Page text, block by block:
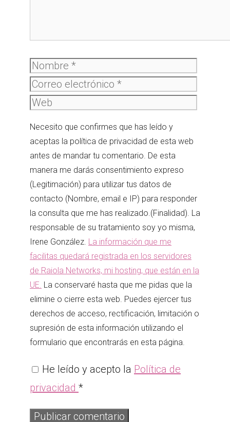
Nombre
Necesito que confirmes que has leído y
aceptas la política de privacidad de esta web
antes de mandar tu comentario. De esta
manera me darás consentimiento expreso
(Legitimación) para utilizar tus datos de
contacto (Nombre, email e IP) para responder
la consulta que me has realizado.(Finalidad). La
responsable de su tratamiento soy yo misma,
Irene González. La información que me
facilitas quedará registrada en los servidores
de Raiola Networks, mi hosting, que están en la
UE. La conservaré hasta que me pidas que la
elimine o cierre esta web. Puedes ejercer tus
derechos de acceso, rectificación, limitación o
supresión de esta información utilizando el
formulario que encontrarás en esta página.
He leído y acepto la Política de
privacidad *